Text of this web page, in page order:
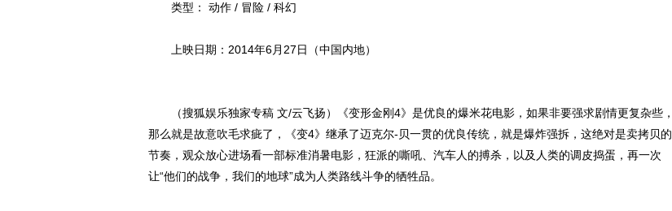
类型： 动作 / 冒险 / 科幻
上映日期：2014年6月27日（中国内地）
（搜狐娱乐独家专稿 文/云飞扬）《变形金刚4》是优良的爆米花电影，如果非要强求剧情更复杂些，
那么就是故意吹毛求疵了，《变4》继承了迈克尔-贝一贯的优良传统，就是爆炸强拆，这绝对是卖拷贝的
节奏，观众放心进场看一部标准消暑电影，狂派的嘶吼、汽车人的搏杀，以及人类的调皮捣蛋，再一次
让“他们的战争，我们的地球”成为人类路线斗争的牺牲品。